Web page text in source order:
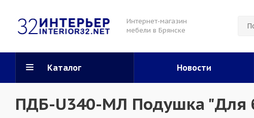
Интернет-магазин
мебели в Брянске
Каталог Новости
ПДБ-U340-МЛ Подушка "Для